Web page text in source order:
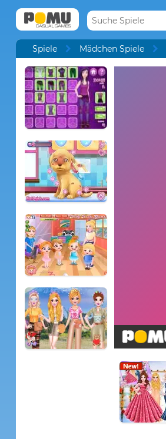
Spiele Mädchen Spiele